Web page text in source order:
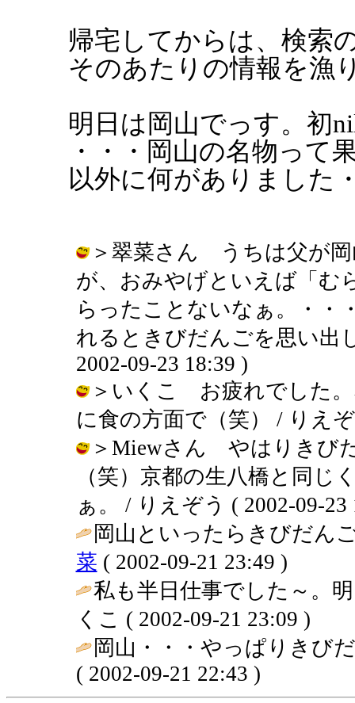
帰宅してからは、検索
そのあたりの情報を漁
明日は岡山でっす。初
・・・岡山の名物って
以外に何がありました
＞翠菜さん うちは父が岡
が、おみやげといえば「む
らったことないなぁ。・・
れるときびだんごを思い出
2002-09-23 18:39 )
＞いくこ お疲れでした。
に食の方面で（笑） / りえ
＞Miewさん やはりきび
（笑）京都の生八橋と同
ぁ。 / りえぞう ( 2002-09-23
岡山といったらきびだん
菜 ( 2002-09-21 23:49 )
私も半日仕事でした～。
くこ ( 2002-09-21 23:09 )
岡山・・・やっぱりきび
( 2002-09-21 22:43 )